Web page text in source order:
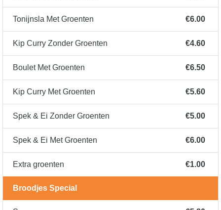
Tonijnsla Met Groenten €6.00
Kip Curry Zonder Groenten €4.60
Boulet Met Groenten €6.50
Kip Curry Met Groenten €5.60
Spek & Ei Zonder Groenten €5.00
Spek & Ei Met Groenten €6.00
Extra groenten €1.00
Broodjes Special